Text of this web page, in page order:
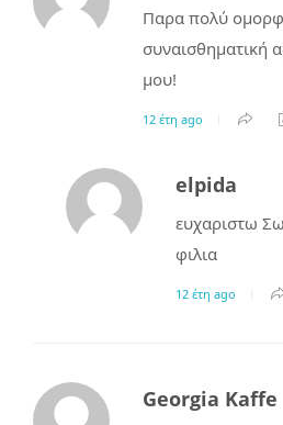
Παρα πολύ
συναισθηματική
μου!
12 έτη ago
elpida
ευχαριστω
φιλια
12 έτη ago
Georgia Kaffe